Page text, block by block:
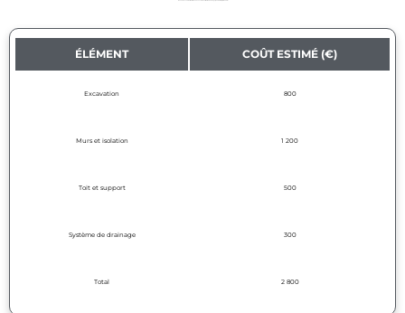
ÉLÉMENT COÛT ESTIMÉ (€)
Excavation 800
Murs et isolation 1 200
Toit et support 500
Système de drainage 300
Total 2 800